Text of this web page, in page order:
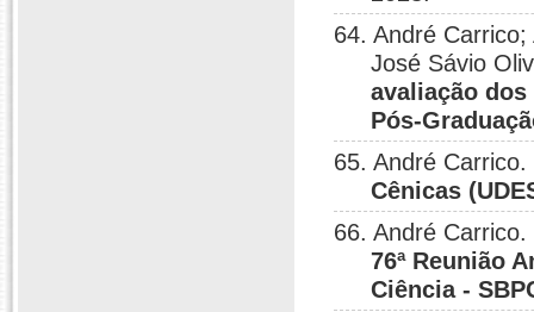
64. André
José Sávio
avaliação
Pós-
65. André Carrico.
Cênicas
66. André Carrico.
76ª Reunião
Ciência -